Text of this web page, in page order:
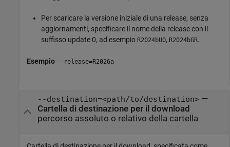
Per scaricare la versione iniziale di una release, senza
aggiornamenti, specificare il nome della release con il
suffisso update 0, ad esempio R2024bU0, R2024bGR.
Esempio --release=R2026a
--destination=<path/to/destination>—
Cartella di destinazione per il download
percorso assoluto o relativo della cartella